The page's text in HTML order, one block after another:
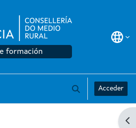
formación
Alternar a
Acceder